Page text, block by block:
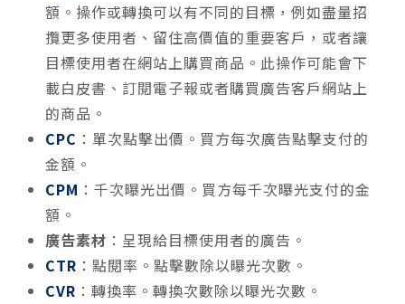
額。操作或轉換可以有不同的目標，例如盡量招
攬更多使用者、留住高價值的重要客戶，或者讓
目標使用者在網站上購買商品。此操作可能會下
載白皮書、訂閱電子報或者購買廣告客戶網站上
的商品。
CPC ：單次點擊出價。買方每次廣告點擊支付的
金額。
CPM ：千次曝光出價。買方每千次曝光支付的金
額。
廣告素材 ：呈現給目標使用者的廣告。
CTR ：點閱率。點擊數除以曝光次數。
CVR ：轉換率。轉換次數除以曝光次數。